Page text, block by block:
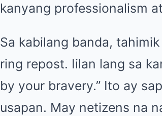
kanyang professionalism
Sa kabilang banda,
ring repost. Iilan lang sa
by your bravery.” Ito ay
usapan. May netizens na